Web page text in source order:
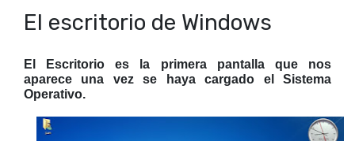
El escritorio de Windows
El Escritorio es la primera pantalla que nos
aparece una vez se haya cargado el Sistema
Operativo.